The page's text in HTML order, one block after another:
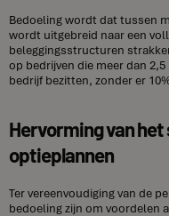
Bedoeling wordt dat tussen
wordt uitgebreid naar een
beleggingsstructuren
op bedrijven die meer dan
bedrijf bezitten, zonder er
Hervorming van
optieplannen
Ter vereenvoudiging van de
bedoeling zijn om voordelen